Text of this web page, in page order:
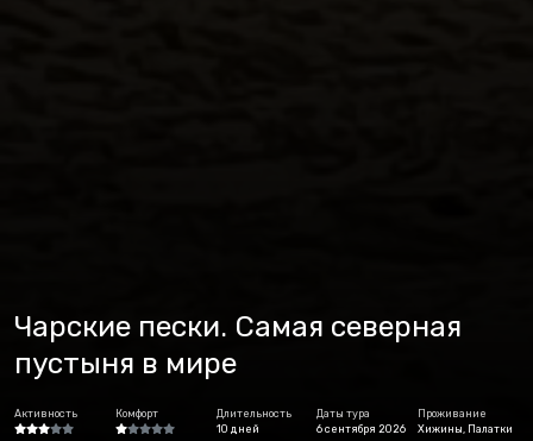
Чарские пески. Самая северная
пустыня в мире
Активность Комфорт
Длительность
10 дней
Даты тура
6 сентября 2026
Проживание
Хижины, Палатки